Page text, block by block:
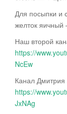
Для посыпки и
желток
Наш второй
https://
NcEw
Канал
https://
JxNAg